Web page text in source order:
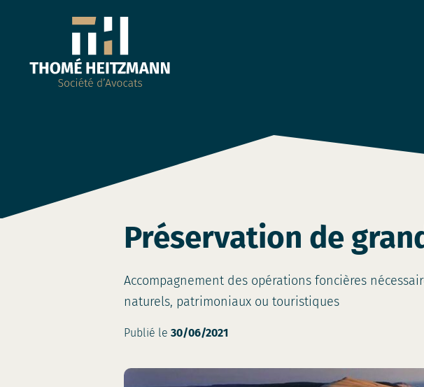
Préservation de
Accompagnement des opérations foncières
naturels, patrimoniaux ou touristiques
Publié le 30/06/2021